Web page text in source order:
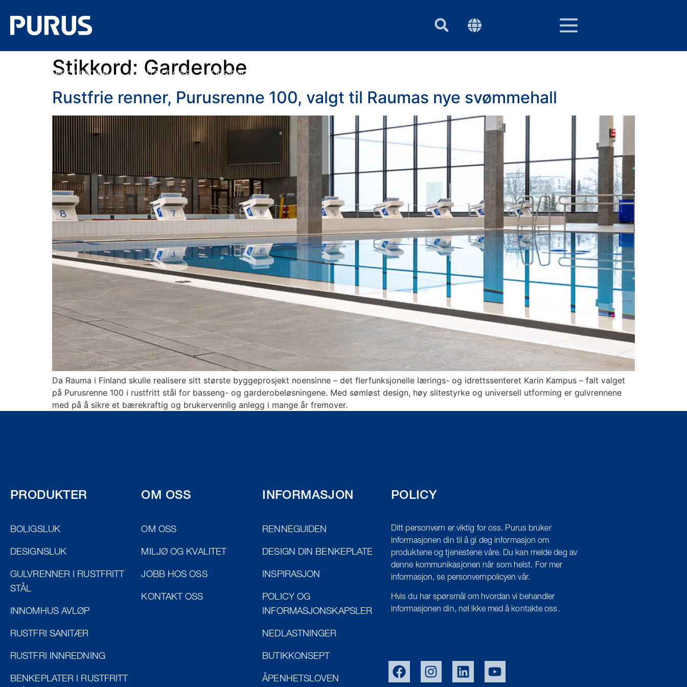
NOR
PURUS GROUP
ALLE PRODUKTER KONTAKT OSS DESIGN DIN BENKEPLATE
Stikkord: Garderobe
Rustfrie renner, Purusrenne 100, valgt til Raumas nye svømmehall
Da Rauma i Finland skulle realisere sitt største byggeprosjekt noensinne – det flerfunksjonelle lærings- og idrettssenteret Karin Kampus – falt valget
på Purusrenne 100 i rustfritt stål for basseng- og garderobeløsningene. Med sømløst design, høy slitestyrke og universell utforming er gulvrennene
med på å sikre et bærekraftig og brukervennlig anlegg i mange år fremover.
PRODUKTER
BOLIGSLUK
DESIGNSLUK
GULVRENNER I RUSTFRITT
STÅL
INNOMHUS AVLØP
RUSTFRI SANITÆR
RUSTFRI INNREDNING
BENKEPLATER I RUSTFRITT
OM OSS
OM OSS
MILJØ OG KVALITET
JOBB HOS OSS
KONTAKT OSS
INFORMASJON
RENNEGUIDEN
DESIGN DIN BENKEPLATE
INSPIRASJON
POLICY OG
INFORMASJONSKAPSLER
NEDLASTNINGER
BUTIKKONSEPT
ÅPENHETSLOVEN
POLICY
Ditt personvern er viktig for oss. Purus bruker
informasjonen din til å gi deg informasjon om
produktene og tjenestene våre. Du kan melde deg av
denne kommunikasjonen når som helst. For mer
informasjon, se personvernpolicyen vår.
Hvis du har spørsmål om hvordan vi behandler
informasjonen din, nøl ikke med å kontakte oss.